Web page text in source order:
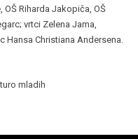
OŠ Riharda Jakopiča, OŠ
vrtci Zelena Jama,
Hansa Christiana Andersena.
mladih